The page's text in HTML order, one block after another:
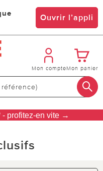
Ouvrir l’appli
Mon compteMon panier
- profitez-en vite →